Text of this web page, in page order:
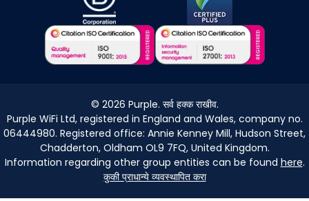
© 2026 Purple. सर्व हक्क राखीव.
Purple WiFi Ltd, registered in England and Wales, company no.
06444980. Registered office: Annie Kenney Mill, Hudson Street,
Chadderton, Oldham OL9 7FQ, United Kingdom.
Information regarding other group entities can be found here.
कुकी प्राधान्ये व्यवस्थापित करा